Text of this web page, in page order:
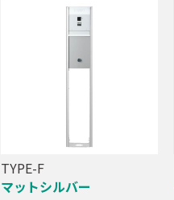
TYPE-F
マットシルバー